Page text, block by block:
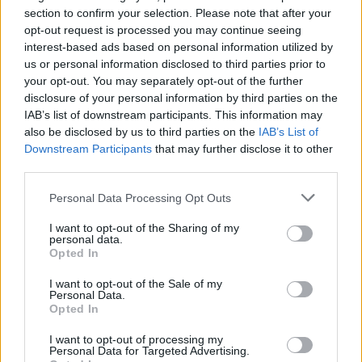
section to confirm your selection. Please note that after your
opt-out request is processed you may continue seeing
interest-based ads based on personal information utilized by
us or personal information disclosed to third parties prior to
your opt-out. You may separately opt-out of the further
disclosure of your personal information by third parties on the
IAB’s list of downstream participants. This information may
also be disclosed by us to third parties on the IAB’s List of
Downstream Participants that may further disclose it to other
Please note that this website/app uses one or more Google
not limited to your visit or usage behaviour. You may click to
grant or deny consent to Google and its third-party tags to
use your data for below specified purposes in below Google
consent section.
Personal Data Processing Opt Outs
I want to opt-out of the Sharing of my
personal data.
Opted In
I want to opt-out of the Sale of my
Personal Data.
Opted In
I want to opt-out of processing my
Personal Data for Targeted Advertising.
Çilek ve Bağırsak Sağlığı
Çilekler, lif açısından zengin oldukları için bağırsak
sağlığınız için harikadır. Lif, sindirime yardımcı olur
ve bağırsak hareketlerinizi düzenli tutar. Çilek
yemek, sindirim sisteminizi sağlıklı tutabilir ve
sindirimi iyileştirebilir.
Çilekler aynı zamanda prebiyotik görevi de görür.
besledikleri anlamına gelir. Sağlıklı bir bağırsak
mikrobiyomu, besinleri daha iyi emmenize yardımcı
olur ve çileklerdeki antioksidanların faydalarını
artırır.
Çilekler, iyi bakterileri destekleyerek bağırsak
sağlığınızı korumaya yardımcı olur. Lezzetli
sunarlar. Yemeklerinize çilek eklemek, sağlığınızı